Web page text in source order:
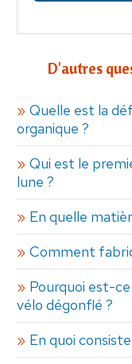
D'autres
Quelle est la
organique ?
Qui est le
lune ?
En quelle
Comment
Pourquoi est-
vélo dégonflé ?
En quoi